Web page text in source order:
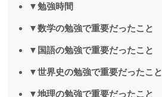
▼勉強時間
▼数学の勉強で重要だったこと
▼国語の勉強で重要だったこと
▼世界史の勉強で重要だったこと
▼地理の勉強で重要だったこと